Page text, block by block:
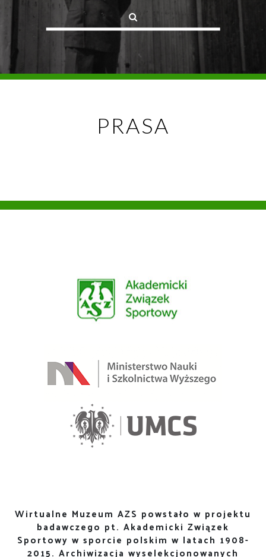
PRASA
Wirtualne Muzeum AZS powstało w projektu
badawczego pt. Akademicki Związek
Sportowy w sporcie polskim w latach 1908-
2015. Archiwizacja wyselekcjonowanych